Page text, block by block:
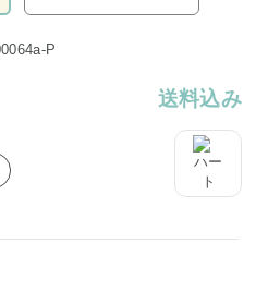
P
送料込み